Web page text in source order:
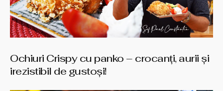
Ochiuri Crispy cu panko – crocanți, aurii și
irezistibil de gustoși!